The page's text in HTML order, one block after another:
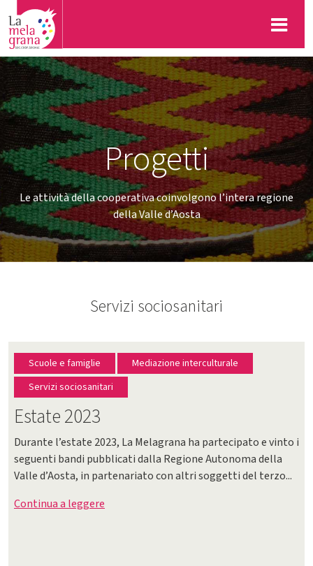
Progetti
Le attività della cooperativa coinvolgono l’intera regione
della Valle d’Aosta
Servizi sociosanitari
Scuole e famiglie
Mediazione interculturale
Servizi sociosanitari
Estate 2023
Durante l’estate 2023, La Melagrana ha partecipato e vinto i
seguenti bandi pubblicati dalla Regione Autonoma della
Valle d’Aosta, in partenariato con altri soggetti del terzo...
Continua a leggere